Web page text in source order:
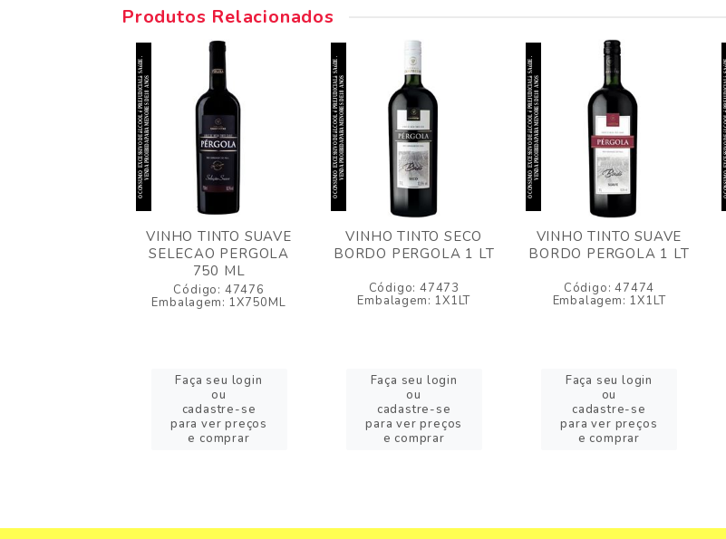
Produtos Relacionados
VINHO TINTO SUAVE
SELECAO PERGOLA
750 ML
Código: 47476
Embalagem: 1X750ML
Faça seu login
ou
cadastre-se
para ver preços
e comprar
VINHO TINTO SECO
BORDO PERGOLA 1 LT
Código: 47473
Embalagem: 1X1LT
Faça seu login
ou
cadastre-se
para ver preços
e comprar
VINHO TINTO SUAVE
BORDO PERGOLA 1 LT
Código: 47474
Embalagem: 1X1LT
Faça seu login
ou
cadastre-se
para ver preços
e comprar